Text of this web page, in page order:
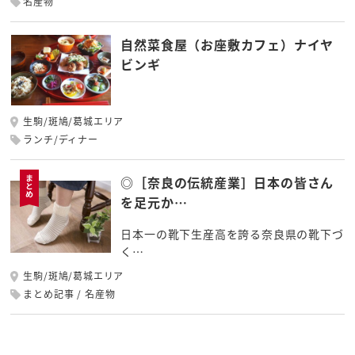
自然菜食屋（お座敷カフェ）ナイヤ
ビンギ
生駒/斑鳩/葛城エリア
ランチ/ディナー
◎［奈良の伝統産業］日本の皆さん
を足元か…
日本一の靴下生産高を誇る奈良県の靴下づ
く…
生駒/斑鳩/葛城エリア
まとめ記事
名産物